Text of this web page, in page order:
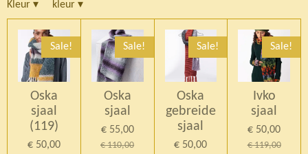
Kleur ▾ kleur ▾
Sale!
Oska
sjaal
(119)
€ 50,00
Sale!
Oska
sjaal
€ 55,00
€ 110,00
Sale!
Oska
gebreide
sjaal
€ 50,00
Sale!
Ivko
sjaal
€ 50,00
€ 119,00